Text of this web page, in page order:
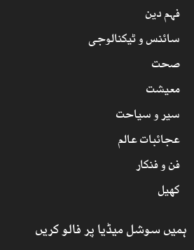
فہم دین
سائنس و ٹیکنالوجی
صحت
معیشت
سیر و سیاحت
عجائبات عالم
فن و فنکار
کھیل
ہمیں سوشل میڈیا پر فالو کریں